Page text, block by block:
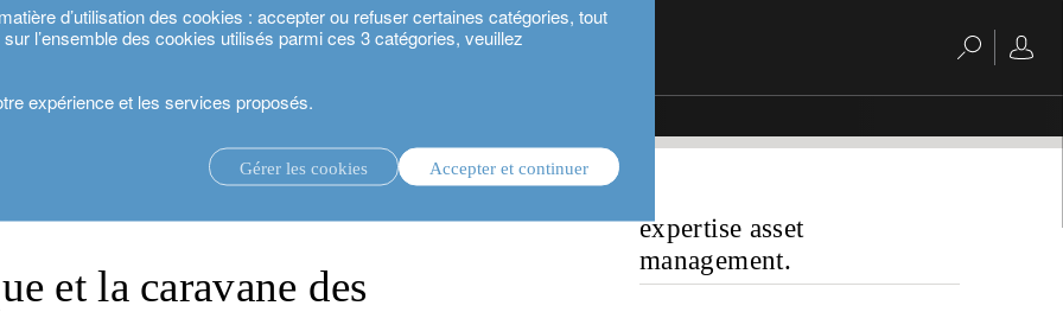
d’utilisation des cookies : accepter ou refuser certaines catégories, tout
l’ensemble des cookies utilisés parmi ces 3 catégories, veuillez
expérience et les services proposés.
Gérer les cookies Accepter et continuer
service de conseil en investissement.
des migrants
et la caravane des
expertise asset
management.